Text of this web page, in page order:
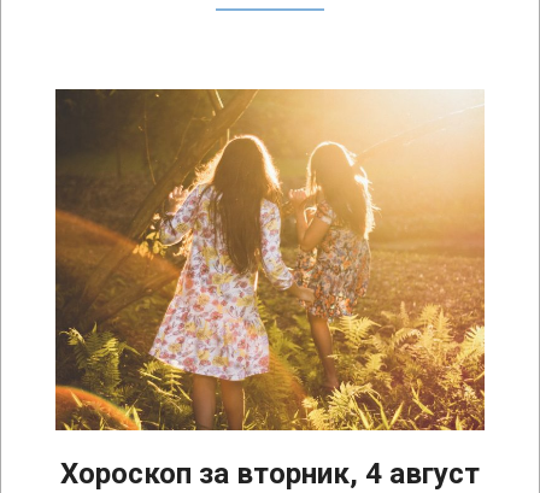
Хороскоп за вторник, 4 август